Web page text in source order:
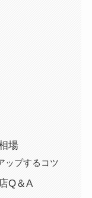
場
ップするコツ
Q＆A